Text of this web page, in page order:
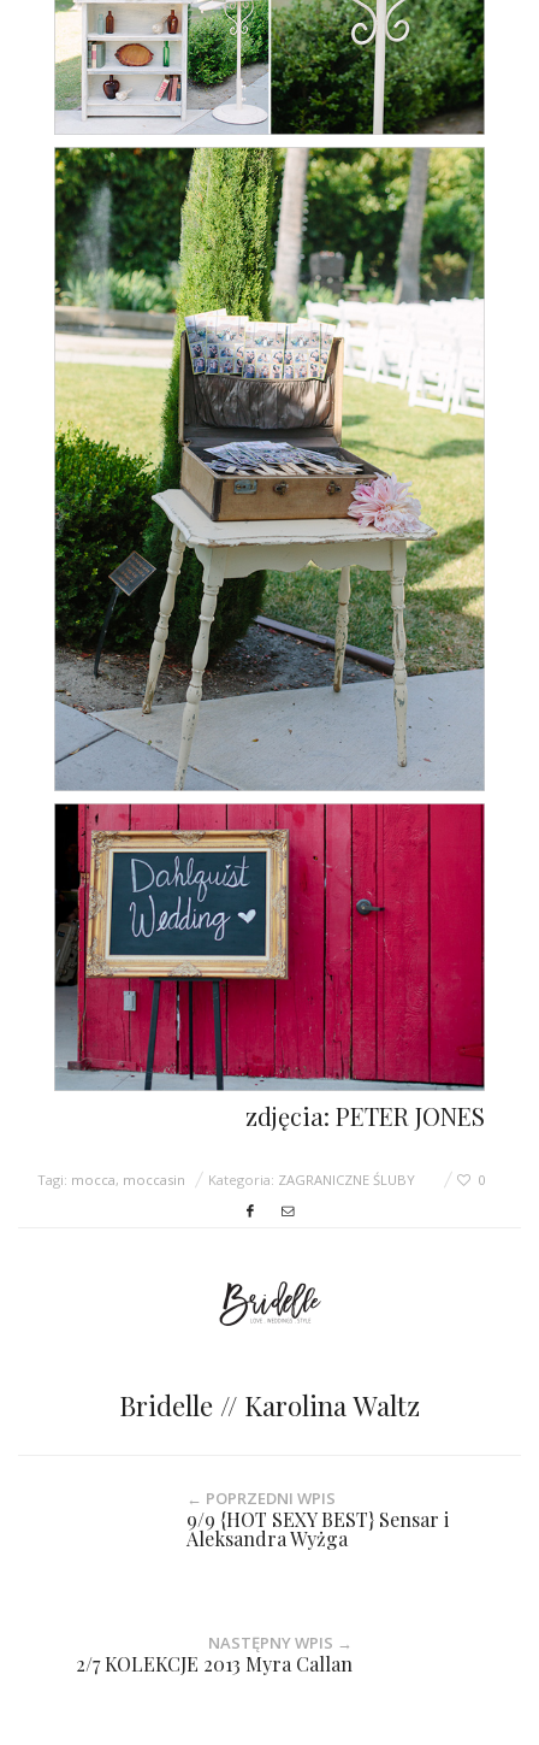
zdjęcia: PETER JONES
Tagi: mocca, moccasin Kategoria: ZAGRANICZNE ŚLUBY 0
Bridelle // Karolina Waltz
← POPRZEDNI WPIS
9/9 {HOT SEXY BEST} Sensar i
Aleksandra Wyżga
NASTĘPNY WPIS →
2/7 KOLEKCJE 2013 Myra Callan